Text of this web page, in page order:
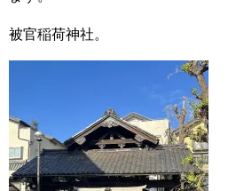
被官稲荷神社。